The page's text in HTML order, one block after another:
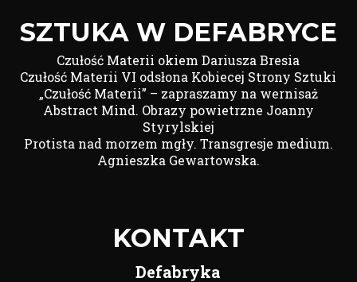
SZTUKA W DEFABRYCE
Czułość Materii okiem Dariusza Bresia
Czułość Materii VI odsłona Kobiecej Strony Sztuki
„Czułość Materii” – zapraszamy na wernisaż
Abstract Mind. Obrazy powietrzne Joanny
Styrylskiej
Protista nad morzem mgły. Transgresje medium.
Agnieszka Gewartowska.
KONTAKT
Defabryka